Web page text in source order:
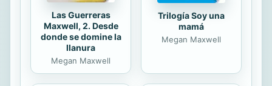
Las Guerreras
Maxwell, 2. Desde
donde se domine la
llanura
Megan Maxwell
Trilogía Soy una
mamá
Megan Maxwell